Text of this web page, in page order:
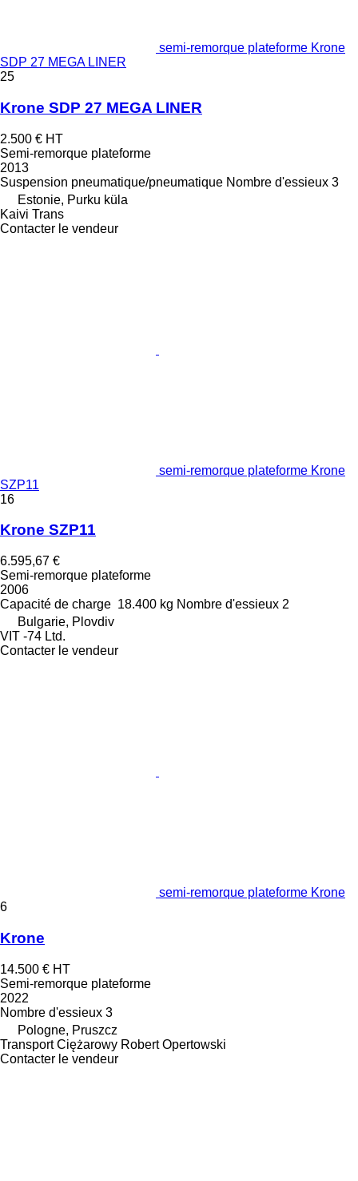
semi-remorque plateforme Krone
SDP 27 MEGA LINER
25
Krone SDP 27 MEGA LINER
2.500 € HT
Semi-remorque plateforme
2013
Suspension pneumatique/pneumatique Nombre d'essieux 3
Estonie, Purku küla
Kaivi Trans
Contacter le vendeur
semi-remorque plateforme Krone
SZP11
16
Krone SZP11
6.595,67 €
Semi-remorque plateforme
2006
Capacité de charge 18.400 kg Nombre d'essieux 2
Bulgarie, Plovdiv
VIT -74 Ltd.
Contacter le vendeur
semi-remorque plateforme Krone
6
Krone
14.500 € HT
Semi-remorque plateforme
2022
Nombre d'essieux 3
Pologne, Pruszcz
Transport Ciężarowy Robert Opertowski
Contacter le vendeur